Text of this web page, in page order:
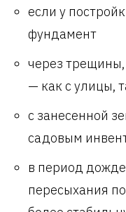
если у
фундамент
через
— как с улицы,
с занесенной
садовым
в период
пересыхания